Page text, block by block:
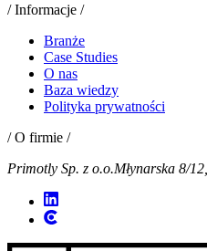
/ Informacje /
Branże
Case Studies
O nas
Baza wiedzy
Polityka prywatności
/ O firmie /
Primotly Sp. z o.o.Młynarska 8/12,